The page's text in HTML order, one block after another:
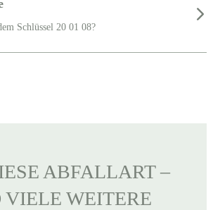
Schlüssel 20 01 08?
ABFALLART –
VIELE WEITERE